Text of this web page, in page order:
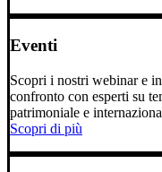
Eventi
Scopri i nostri webinar e
confronto con esperti su
patrimoniale e
Scopri di più